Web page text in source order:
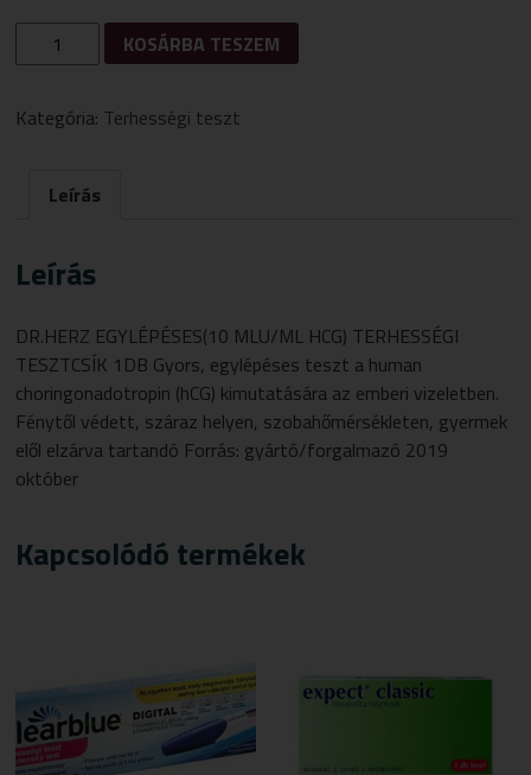
EGYLÉPÉSES(10
TERHESSÉGI
MENNYISÉG
KOSÁRBA TESZEM
Kategória: Terhességi teszt
Leírás
Leírás
DR.HERZ EGYLÉPÉSES(10 MLU/ML HCG) TERHESSÉGI
TESZTCSÍK 1DB Gyors, egylépéses teszt a human
choringonadotropin (hCG) kimutatására az emberi vizeletben.
Fénytől védett, száraz helyen, szobahőmérsékleten, gyermek
elől elzárva tartandó Forrás: gyártó/forgalmazó 2019
október
Kapcsolódó termékek